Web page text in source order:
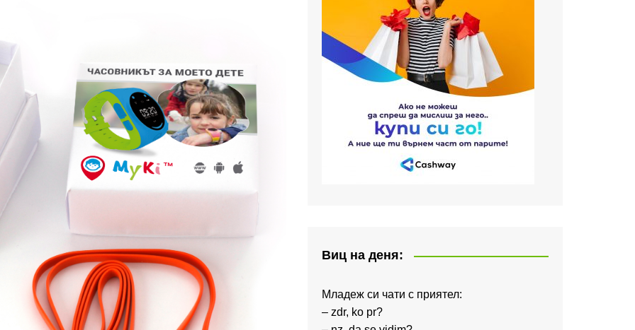
Виц на деня:
Младеж си чати с приятел:
– zdr, ko pr?